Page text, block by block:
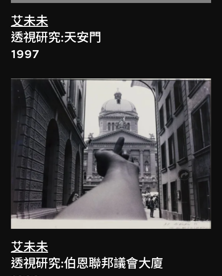
艾未未
透視研究:天安門
1997
艾未未
透視研究:伯恩聯邦議會大廈